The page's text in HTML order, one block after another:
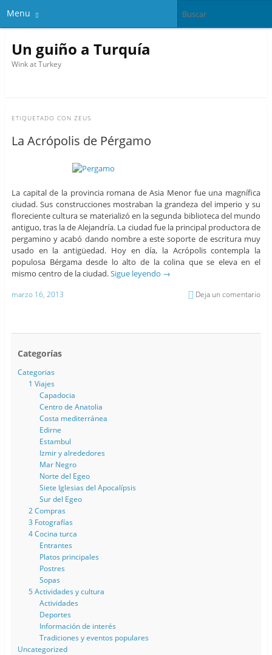
Menu
Un guiño a Turquía
Wink at Turkey
ETIQUETADO CON ZEUS
La Acrópolis de Pérgamo
La capital de la provincia romana de Asia Menor fue una magnífica
ciudad. Sus construcciones mostraban la grandeza del imperio y su
floreciente cultura se materializó en la segunda biblioteca del mundo
antiguo, tras la de Alejandría. La ciudad fue la principal productora de
pergamino y acabó dando nombre a este soporte de escritura muy
usado en la antigüedad. Hoy en día, la Acrópolis contempla la
populosa Bérgama desde lo alto de la colina que se eleva en el
mismo centro de la ciudad.Sigue leyendo →
marzo 16, 2013 Deja un comentario
Categorías
Categorias
1 Viajes
Capadocia
Centro de Anatolia
Costa mediterránea
Edirne
Estambul
Izmir y alrededores
Mar Negro
Norte del Egeo
Siete Iglesias del Apocalípsis
Sur del Egeo
2 Compras
3 Fotografías
4 Cocina turca
Entrantes
Platos principales
Postres
Sopas
5 Actividades y cultura
Actividades
Deportes
Información de interés
Tradiciones y eventos populares
Uncategorized